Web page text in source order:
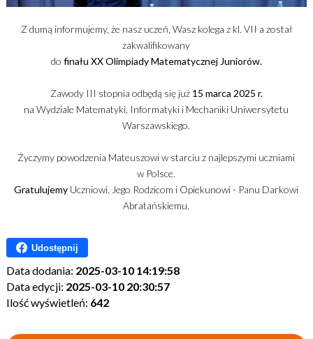
Z dumą informujemy, że nasz uczeń, Wasz kolega z kl. VII a został
zakwalifikowany
do finału XX Olimpiady Matematycznej Juniorów.
Zawody III stopnia odbędą się już 15 marca 2025 r.
na Wydziale Matematyki, Informatyki i Mechaniki Uniwersytetu
Warszawskiego.
Życzymy powodzenia Mateuszowi w starciu z najlepszymi uczniami
w Polsce.
Gratulujemy Uczniowi, Jego Rodzicom i Opiekunowi - Panu Darkowi
Abratańskiemu.
Udostępnij
Data dodania: 2025-03-10 14:19:58
Data edycji: 2025-03-10 20:30:57
Ilość wyświetleń: 642